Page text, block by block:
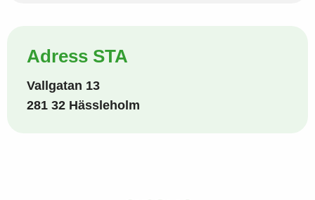
Adress STA
Vallgatan 13
281 32 Hässleholm